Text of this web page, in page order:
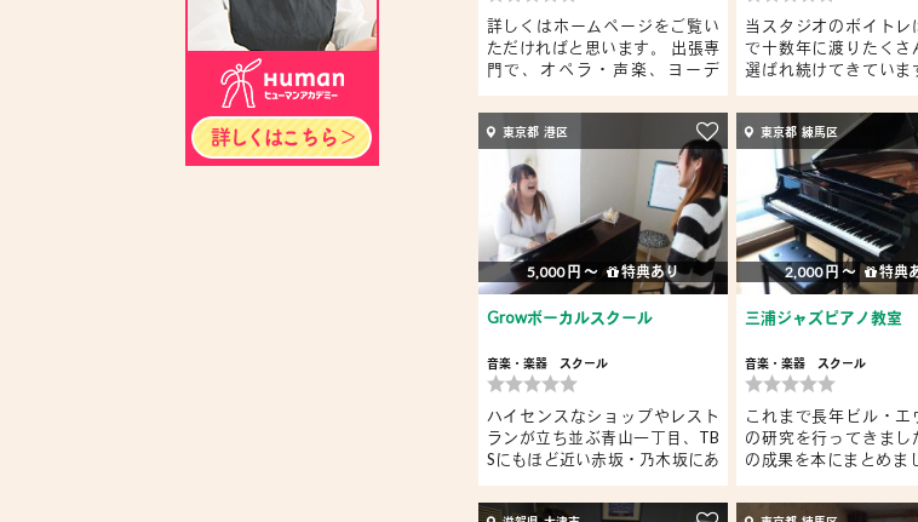
詳しくはホームページをご覧い
ただければと思います。 出張専
門で、オペラ・声楽、ヨーデ
当スタジオのボイトレ
で十数年に渡りたくさ
選ばれ続けてきていま
東京都 港区
5,000 円 〜 特典あり
Growボーカルスクール
音楽・楽器 スクール
ハイセンスなショップやレスト
ランが立ち並ぶ青山一丁目、TB
Sにもほど近い赤坂・乃木坂にあ
東京都 練馬区
2,000 円 〜 特典
三浦ジャズピアノ教室
音楽・楽器 スクール
これまで長年ビル・エ
の研究を行ってきまし
の成果を本にまとめま